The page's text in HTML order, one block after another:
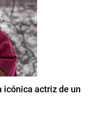
icónica actriz de un